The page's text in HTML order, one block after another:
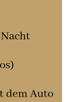
dem Auto